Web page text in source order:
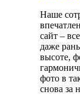
Наше
сайт –
даже
высоте,
фото в
снова за